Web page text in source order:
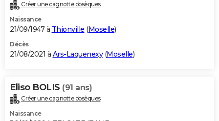
Créer une cagnotte obsèques
Naissance
21/09/1947 à Thionville (Moselle)
Décès
21/08/2021 à Ars-Laquenexy(Moselle)
Eliso BOLIS (91 ans)
Créer une cagnotte obsèques
Naissance